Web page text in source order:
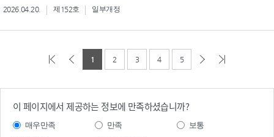
2026.04.20. 제152호 일부개정
1 2 3 4 5
이 페이지에서 제공하는 정보에 만족하셨습니까?
매우만족 만족
보통